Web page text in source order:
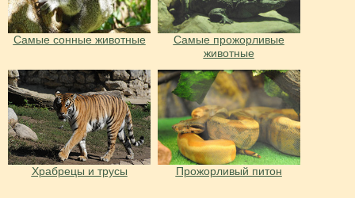
Самые сонные животные
Самые прожорливые
животные
Храбрецы и трусы Прожорливый питон